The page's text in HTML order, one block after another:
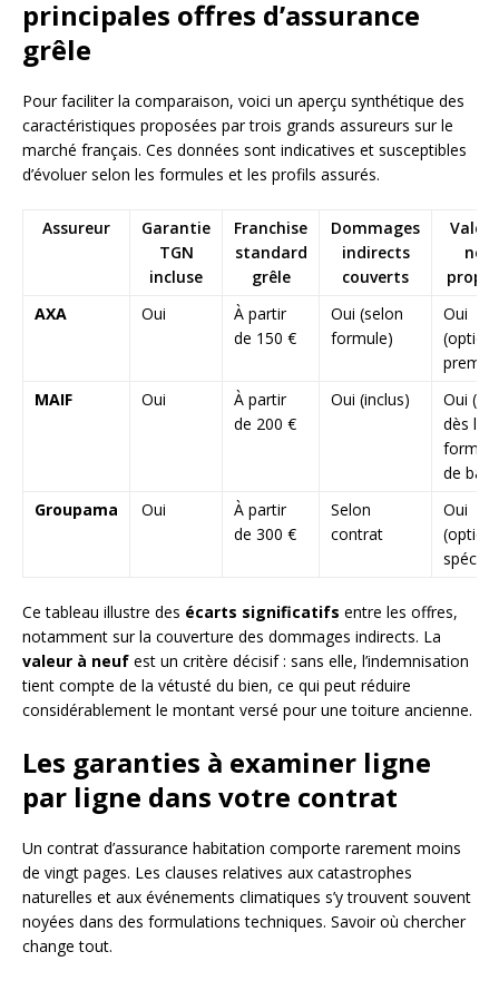
principales offres d’assurance
grêle
Pour faciliter la comparaison, voici un aperçu synthétique des
caractéristiques proposées par trois grands assureurs sur le
marché français. Ces données sont indicatives et susceptibles
d’évoluer selon les formules et les profils assurés.
Assureur
Garantie
TGN
incluse
Franchise
standard
grêle
Dommages
indirects
couverts
AXA
Oui
À partir
de 150 €
Oui (selon
formule)
Oui
(option
MAIF
Oui
À partir
de 200 €
Oui (inclus)
Oui
dès la
formule
de
Groupama
Oui
À partir
de 300 €
Selon
contrat
Oui
(option
Ce tableau illustre des écarts significatifs entre les offres,
notamment sur la couverture des dommages indirects. La
valeur à neuf est un critère décisif : sans elle, l’indemnisation
tient compte de la vétusté du bien, ce qui peut réduire
considérablement le montant versé pour une toiture ancienne.
Les garanties à examiner ligne
par ligne dans votre contrat
Un contrat d’assurance habitation comporte rarement moins
de vingt pages. Les clauses relatives aux catastrophes
naturelles et aux événements climatiques s’y trouvent souvent
noyées dans des formulations techniques. Savoir où chercher
change tout.